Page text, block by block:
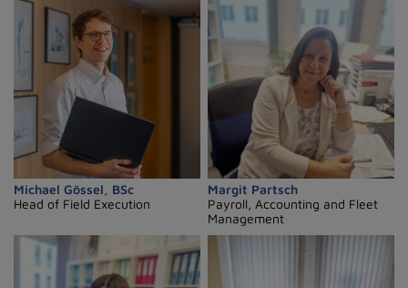
Michael Gössel, BSc
Head of Field Execution
Margit Partsch
Payroll, Accounting and Fleet
Management